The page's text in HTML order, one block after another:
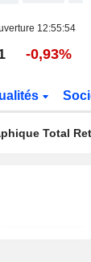
12:55:54
-0,93%
Total